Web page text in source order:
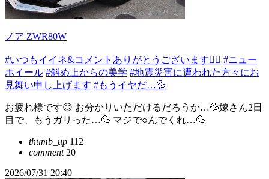
ノア ZWR80W
#いつもイイネ&コメントありがとうございます🙇‍♂️ #ニュー
ホイール #斜め上からの美学 #地震災害に遭われた方々にお
見舞い申し上げます #もうイヤだ…💦
お疲れ様です😊 お分かりいただけるだろうか…💦嫁さん2日
目で、もうガリった…💦 マジで○んでくれ…💦
thumb_up 112
comment20
2026/07/31 20:40